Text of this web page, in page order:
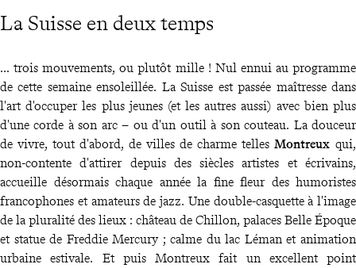
La Suisse en deux temps
... trois mouvements, ou plutôt mille ! Nul ennui au programme
de cette semaine ensoleillée. La Suisse est passée maîtresse dans
l'art d'occuper les plus jeunes (et les autres aussi) avec bien plus
d'une corde à son arc – ou d'un outil à son couteau. La douceur
de vivre, tout d'abord, de villes de charme telles Montreux qui,
non-contente d'attirer depuis des siècles artistes et écrivains,
accueille désormais chaque année la fine fleur des humoristes
francophones et amateurs de jazz. Une double-casquette à l'image
de la pluralité des lieux : château de Chillon, palaces Belle Époque
et statue de Freddie Mercury ; calme du lac Léman et animation
urbaine estivale. Et puis Montreux fait un excellent point